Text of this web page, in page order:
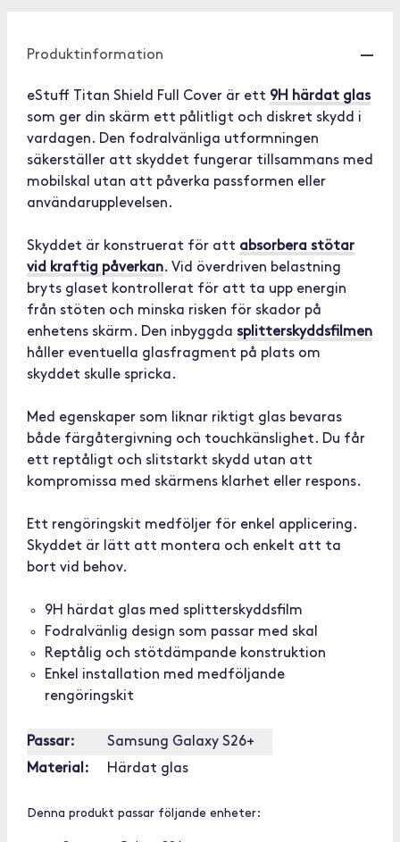
Produktinformation
eStuff Titan Shield Full Cover är ett 9H härdat glas
som ger din skärm ett pålitligt och diskret skydd i
vardagen. Den fodralvänliga utformningen
säkerställer att skyddet fungerar tillsammans med
mobilskal utan att påverka passformen eller
användarupplevelsen.
Skyddet är konstruerat för att absorbera stötar
vid kraftig påverkan. Vid överdriven belastning
bryts glaset kontrollerat för att ta upp energin
från stöten och minska risken för skador på
enhetens skärm. Den inbyggda splitterskyddsfilmen
håller eventuella glasfragment på plats om
skyddet skulle spricka.
Med egenskaper som liknar riktigt glas bevaras
både färgåtergivning och touchkänslighet. Du får
ett reptåligt och slitstarkt skydd utan att
kompromissa med skärmens klarhet eller respons.
Ett rengöringskit medföljer för enkel applicering.
Skyddet är lätt att montera och enkelt att ta
bort vid behov.
9H härdat glas med splitterskyddsfilm
Fodralvänlig design som passar med skal
Reptålig och stötdämpande konstruktion
Enkel installation med medföljande
rengöringskit
Passar:
Samsung Galaxy S26+
Material:
Härdat glas
Denna produkt passar följande enheter: